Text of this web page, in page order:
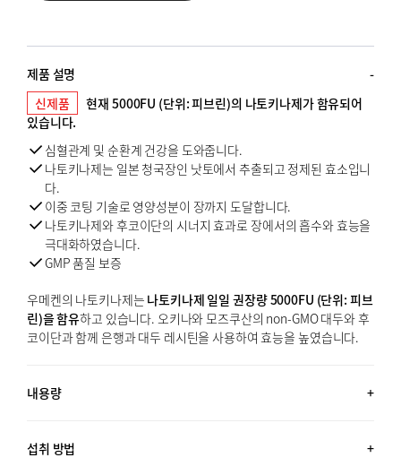
제품 설명
신제품
현재 5000FU (단위: 피브린)의 나토키나제가 함유되어
있습니다.
심혈관계 및 순환계 건강을 도와줍니다.
나토키나제는 일본 청국장인 낫토에서 추출되고 정제된 효소입니
다.
이중 코팅 기술로 영양성분이 장까지 도달합니다.
나토키나제와 후코이단의 시너지 효과로 장에서의 흡수와 효능을
극대화하였습니다.
GMP 품질 보증
우메켄의 나토키나제는 나토키나제 일일 권장량 5000FU (단위: 피브
린)을 함유하고 있습니다. 오키나와 모즈쿠산의 non-GMO 대두와 후
코이단과 함께 은행과 대두 레시틴을 사용하여 효능을 높였습니다.
내용량
섭취 방법